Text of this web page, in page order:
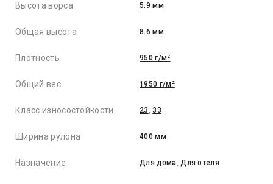
Высота ворса 5.9 мм
Общая высота 8.6 мм
Плотность 950 г/м²
Общий вес 1950 г/м²
Класс износостойкости 23,33
Ширина рулона 400 мм
Назначение Для дома,Для отеля